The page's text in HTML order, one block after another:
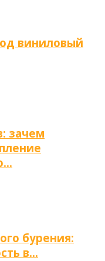
виниловый
зачем
бурения:
в…